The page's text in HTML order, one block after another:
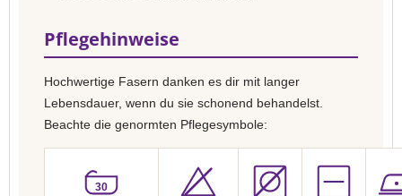
Pflegehinweise
Hochwertige Fasern danken es dir mit langer
Lebensdauer, wenn du sie schonend behandelst.
Beachte die genormten Pflegesymbole:
30